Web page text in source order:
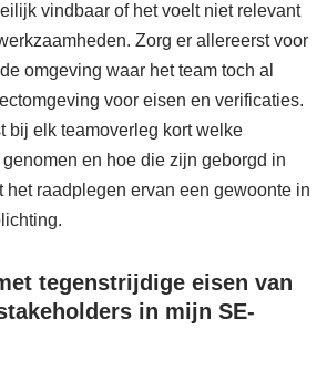
vindbaar of het voelt niet relevant
Zorg er allereerst voor
omgeving waar het team toch al
voor eisen en verificaties.
bij elk teamoverleg kort welke
en hoe die zijn geborgd in
raadplegen ervan een gewoonte in
tegenstrijdige eisen van
in mijn SE-